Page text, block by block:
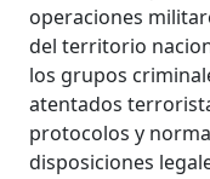
operaciones
del territorio
los grupos
atentados
protocolos y
disposiciones